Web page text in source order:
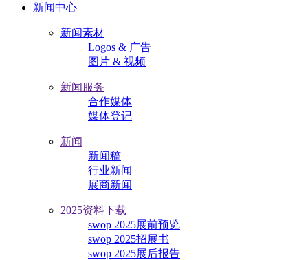
新闻中心
新闻素材
Logos & 广告
图片 & 视频
新闻服务
合作媒体
媒体登记
新闻
新闻稿
行业新闻
展商新闻
2025资料下载
swop 2025展前预览
swop 2025招展书
swop 2025展后报告